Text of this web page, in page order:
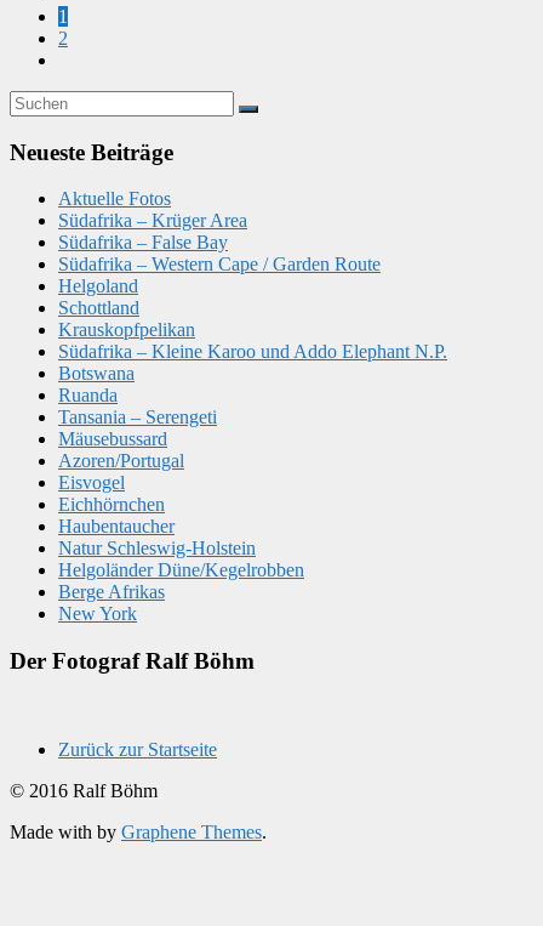
1
2
Neueste Beiträge
Aktuelle Fotos
Südafrika – Krüger Area
Südafrika – False Bay
Südafrika – Western Cape / Garden Route
Helgoland
Schottland
Krauskopfpelikan
Südafrika – Kleine Karoo und Addo Elephant N.P.
Botswana
Ruanda
Tansania – Serengeti
Mäusebussard
Azoren/Portugal
Eisvogel
Eichhörnchen
Haubentaucher
Natur Schleswig-Holstein
Helgoländer Düne/Kegelrobben
Berge Afrikas
New York
Der Fotograf Ralf Böhm
Zurück zur Startseite
© 2016 Ralf Böhm
Made with by Graphene Themes.